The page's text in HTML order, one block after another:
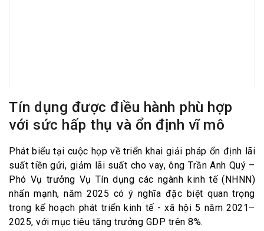
Tín dụng được điều hành phù hợp
với sức hấp thụ và ổn định vĩ mô
Phát biểu tại cuộc họp về triển khai giải pháp ổn định lãi
suất tiền gửi, giảm lãi suất cho vay, ông Trần Anh Quý –
Phó Vụ trưởng Vụ Tín dụng các ngành kinh tế (NHNN)
nhấn mạnh, năm 2025 có ý nghĩa đặc biệt quan trọng
trong kế hoạch phát triển kinh tế - xã hội 5 năm 2021–
2025, với mục tiêu tăng trưởng GDP trên 8%.